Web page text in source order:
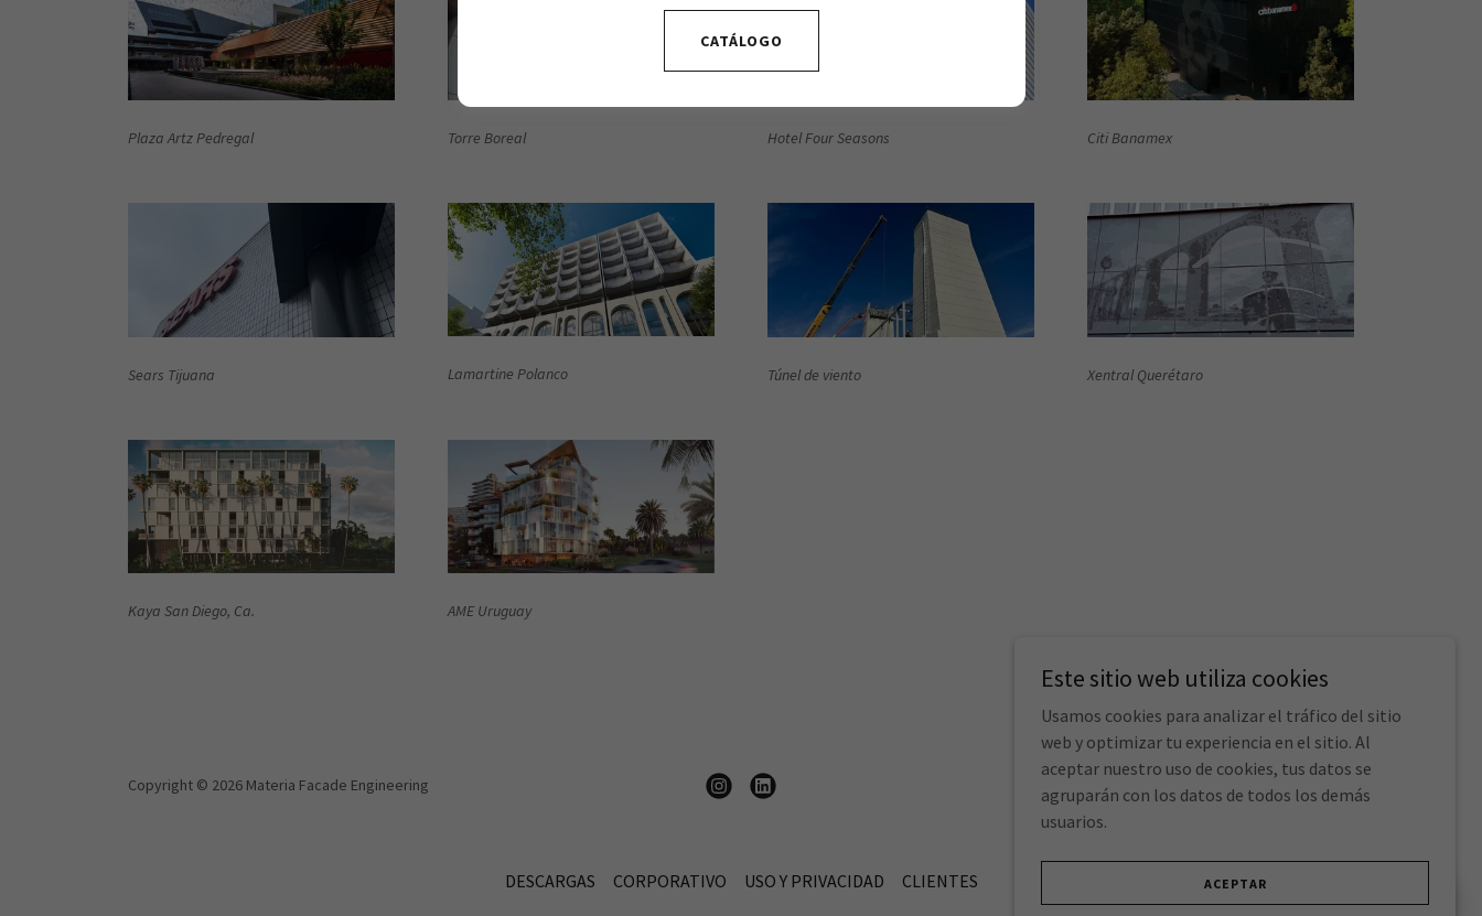
Plaza Artz Pedregal Torre Boreal Hotel Four Seasons Citi Banamex
Sears Tijuana Lamartine Polanco Túnel de viento Xentral Querétaro
Kaya San Diego, Ca. AME Uruguay
Copyright © 2026 Materia Facade Engineering
Powered by
DESCARGAS CORPORATIVO USO Y PRIVACIDAD CLIENTES
Este sitio web utiliza cookies
Usamos cookies para analizar el tráfico del sitio
web y optimizar tu experiencia en el sitio. Al
aceptar nuestro uso de cookies, tus datos se
agruparán con los datos de todos los demás
usuarios.
ACEPTAR
CATÁLOGO